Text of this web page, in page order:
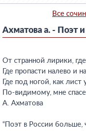
Все
Ахматова а. - Поэт
От странной лирики,
Где пропасти налево и
Где под ногой, как лист
По-видимому, мне
А. Ахматова
“Поэт в России больше,